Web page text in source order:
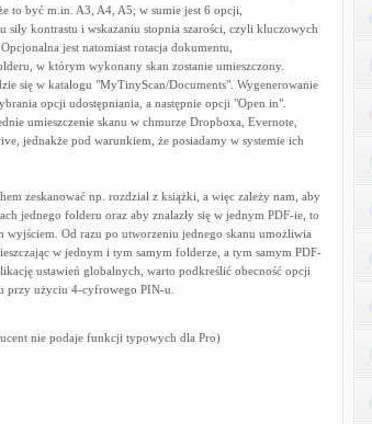
to być m.in. A3, A4, A5; w sumie jest 6 opcji,
siły kontrastu i wskazaniu stopnia szarości, czyli kluczowych
jest natomiast rotacja dokumentu,
w którym wykonany skan zostanie umieszczony.
się w katalogu "MyTinyScan/Documents". Wygenerowanie
opcji udostępniania, a następnie opcji "Open in".
umieszczenie skanu w chmurze Dropboxa, Evernote,
jednakże pod warunkiem, że posiadamy w systemie ich
zeskanować np. rozdział z książki, a więc zależy nam, aby
jednego folderu oraz aby znalazły się w jednym PDF-ie, to
wyjściem. Od razu po utworzeniu jednego skanu umożliwia
w jednym i tym samym folderze, a tym samym PDF-
ustawień globalnych, warto podkreślić obecność opcji
przy użyciu 4-cyfrowego PIN-u.
nie podaje funkcji typowych dla Pro)